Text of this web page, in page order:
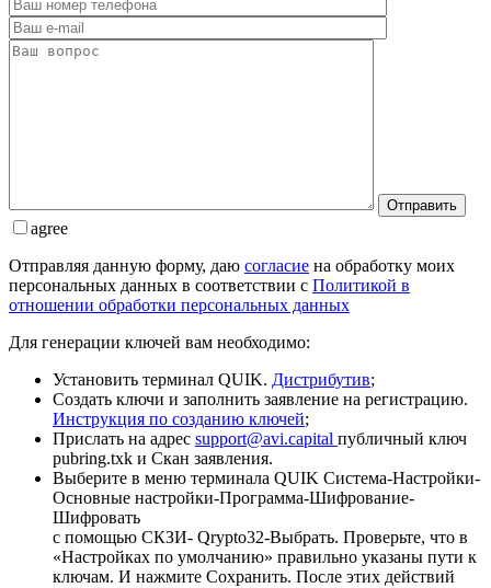
Отправить
agree
Отправляя данную форму, даю согласие на обработку моих
персональных данных в соответствии с Политикой в
отношении обработки персональных данных
Для генерации ключей вам необходимо:
Установить терминал QUIK. Дистрибутив;
Создать ключи и заполнить заявление на регистрацию.
Инструкция по созданию ключей;
Прислать на адрес support@avi.capital публичный ключ
pubring.txk и Скан заявления.
Выберите в меню терминала QUIK Система-Настройки-
Основные настройки-Программа-Шифрование-
Шифровать
с помощью СКЗИ- Qrypto32-Выбрать. Проверьте, что в
«Настройках по умолчанию» правильно указаны пути к
ключам. И нажмите Сохранить. После этих действий